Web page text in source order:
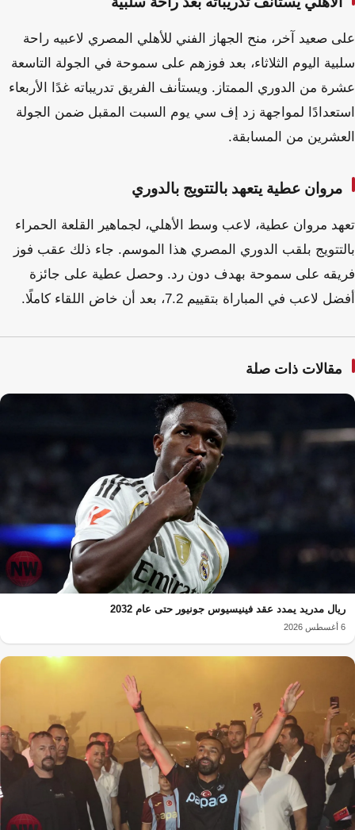
على صعيد آخر، منح الجهاز الفني للأهلي المصري لاعبيه راحة
سلبية اليوم الثلاثاء، بعد فوزهم على سموحة في الجولة التاسعة
عشرة من الدوري الممتاز. ويستأنف الفريق تدريباته غدًا الأربعاء
استعدادًا لمواجهة زد إف سي يوم السبت المقبل ضمن الجولة
العشرين من المسابقة.
مروان عطية يتعهد بالتتويج بالدوري
تعهد مروان عطية، لاعب وسط الأهلي، لجماهير القلعة الحمراء
بالتتويج بلقب الدوري المصري هذا الموسم. جاء ذلك عقب فوز
فريقه على سموحة بهدف دون رد. وحصل عطية على جائزة
أفضل لاعب في المباراة بتقييم 7.2، بعد أن خاض اللقاء كاملًا.
مقالات ذات صلة
ريال مدريد يمدد عقد فينيسيوس جونيور حتى عام 2032
6 أغسطس 2026